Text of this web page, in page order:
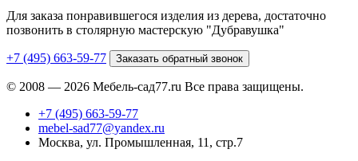
Для заказа понравившегося изделия из дерева, достаточно
позвонить в столярную мастерскую "Дубравушка"
+7 (495) 663-59-77 Заказать обратный звонок
© 2008 — 2026 Мебель-сад77.ru Все права защищены.
+7 (495) 663-59-77
mebel-sad77@yandex.ru
Москва, ул. Промышленная, 11, стр.7